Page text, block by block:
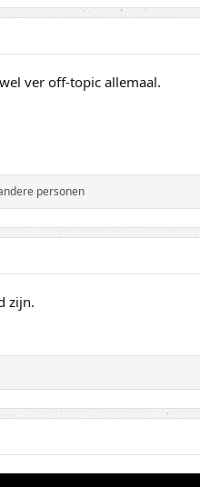
ver off-topic allemaal.
personen
zijn.